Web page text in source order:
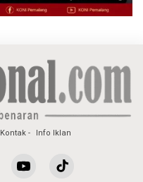
Kontak Info Iklan